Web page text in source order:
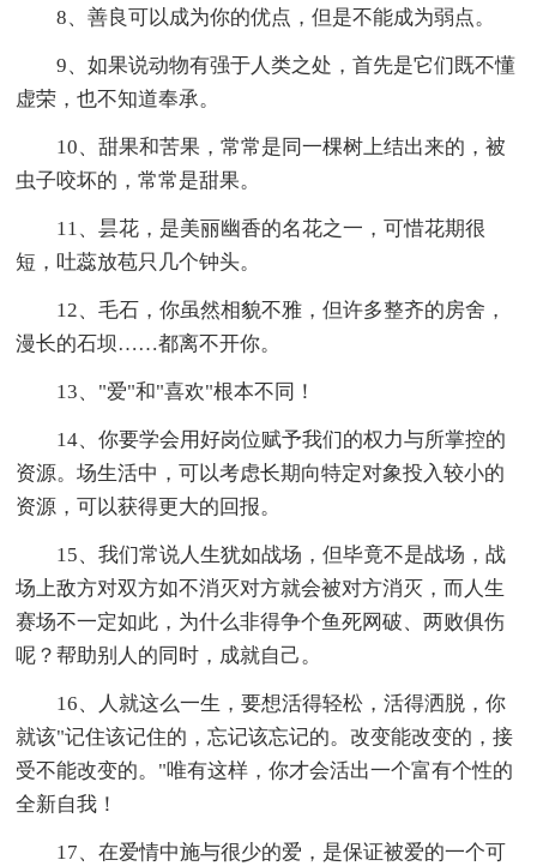
8、善良可以成为你的优点，但是不能成为弱点。
9、如果说动物有强于人类之处，首先是它们既不懂
虚荣，也不知道奉承。
10、甜果和苦果，常常是同一棵树上结出来的，被
虫子咬坏的，常常是甜果。
11、昙花，是美丽幽香的名花之一，可惜花期很
短，吐蕊放苞只几个钟头。
12、毛石，你虽然相貌不雅，但许多整齐的房舍，
漫长的石坝……都离不开你。
13、"爱"和"喜欢"根本不同！
14、你要学会用好岗位赋予我们的权力与所掌控的
资源。场生活中，可以考虑长期向特定对象投入较小的
资源，可以获得更大的回报。
15、我们常说人生犹如战场，但毕竟不是战场，战
场上敌方对双方如不消灭对方就会被对方消灭，而人生
赛场不一定如此，为什么非得争个鱼死网破、两败俱伤
呢？帮助别人的同时，成就自己。
16、人就这么一生，要想活得轻松，活得洒脱，你
就该"记住该记住的，忘记该忘记的。改变能改变的，接
受不能改变的。"唯有这样，你才会活出一个富有个性的
全新自我！
17、在爱情中施与很少的爱，是保证被爱的一个可